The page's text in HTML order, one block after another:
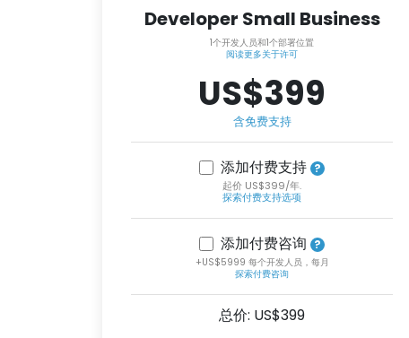
Developer Small Business
1个开发人员和1个部署位置
阅读更多关于许可
US$399
含免费支持
添加付费支持
起价 US$399/年.
探索付费支持选项
添加付费咨询
+US$5999 每个开发人员，每月
探索付费咨询
总价: US$399